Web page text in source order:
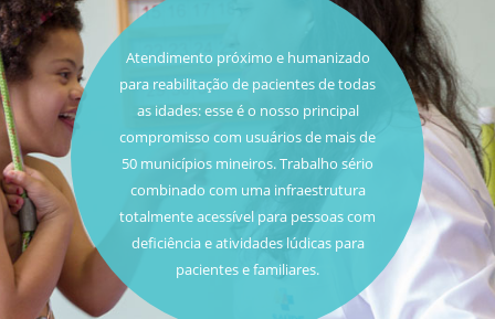
Atendimento próximo e humanizado
para reabilitação de pacientes de todas
as idades: esse é o nosso principal
compromisso com usuários de mais de
50 municípios mineiros. Trabalho sério
combinado com uma infraestrutura
totalmente acessível para pessoas com
deficiência e atividades lúdicas para
pacientes e familiares.